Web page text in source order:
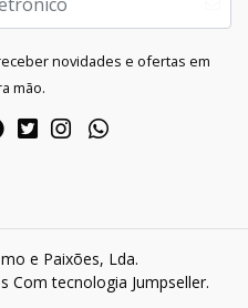
novidades e ofertas em
mão.
e Paixões, Lda.
Com tecnologia Jumpseller.